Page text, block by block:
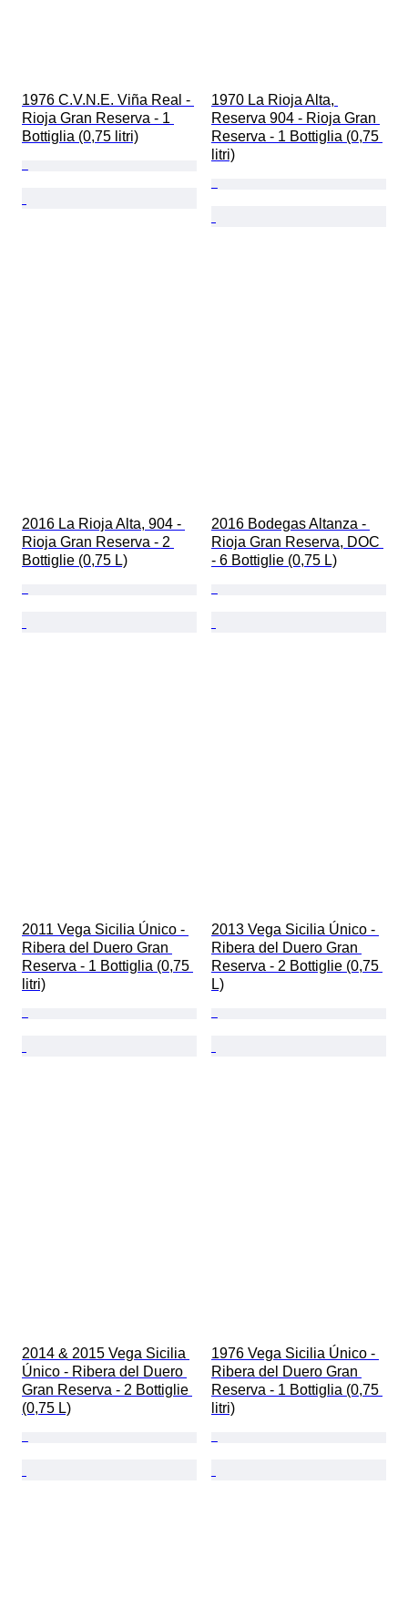
1976 C.V.N.E. Viña Real -
Rioja Gran Reserva - 1
Bottiglia (0,75 litri)
1970 La Rioja Alta,
Reserva 904 - Rioja Gran
Reserva - 1 Bottiglia (0,75
litri)
2016 La Rioja Alta, 904 -
Rioja Gran Reserva - 2
Bottiglie (0,75 L)
2016 Bodegas Altanza -
Rioja Gran Reserva, DOC
- 6 Bottiglie (0,75 L)
2011 Vega Sicilia Único -
Ribera del Duero Gran
Reserva - 1 Bottiglia (0,75
litri)
2013 Vega Sicilia Único -
Ribera del Duero Gran
Reserva - 2 Bottiglie (0,75
L)
2014 & 2015 Vega Sicilia
Único - Ribera del Duero
Gran Reserva - 2 Bottiglie
(0,75 L)
1976 Vega Sicilia Único -
Ribera del Duero Gran
Reserva - 1 Bottiglia (0,75
litri)